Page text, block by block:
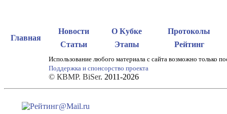
Главная
Новости О Кубке
Протоколы
Статьи
Этапы Рейтинг
Использование любого материала с сайта возможно только
Поддержка и спонсорство проекта
© КВМР. BiSer. 2011-2026